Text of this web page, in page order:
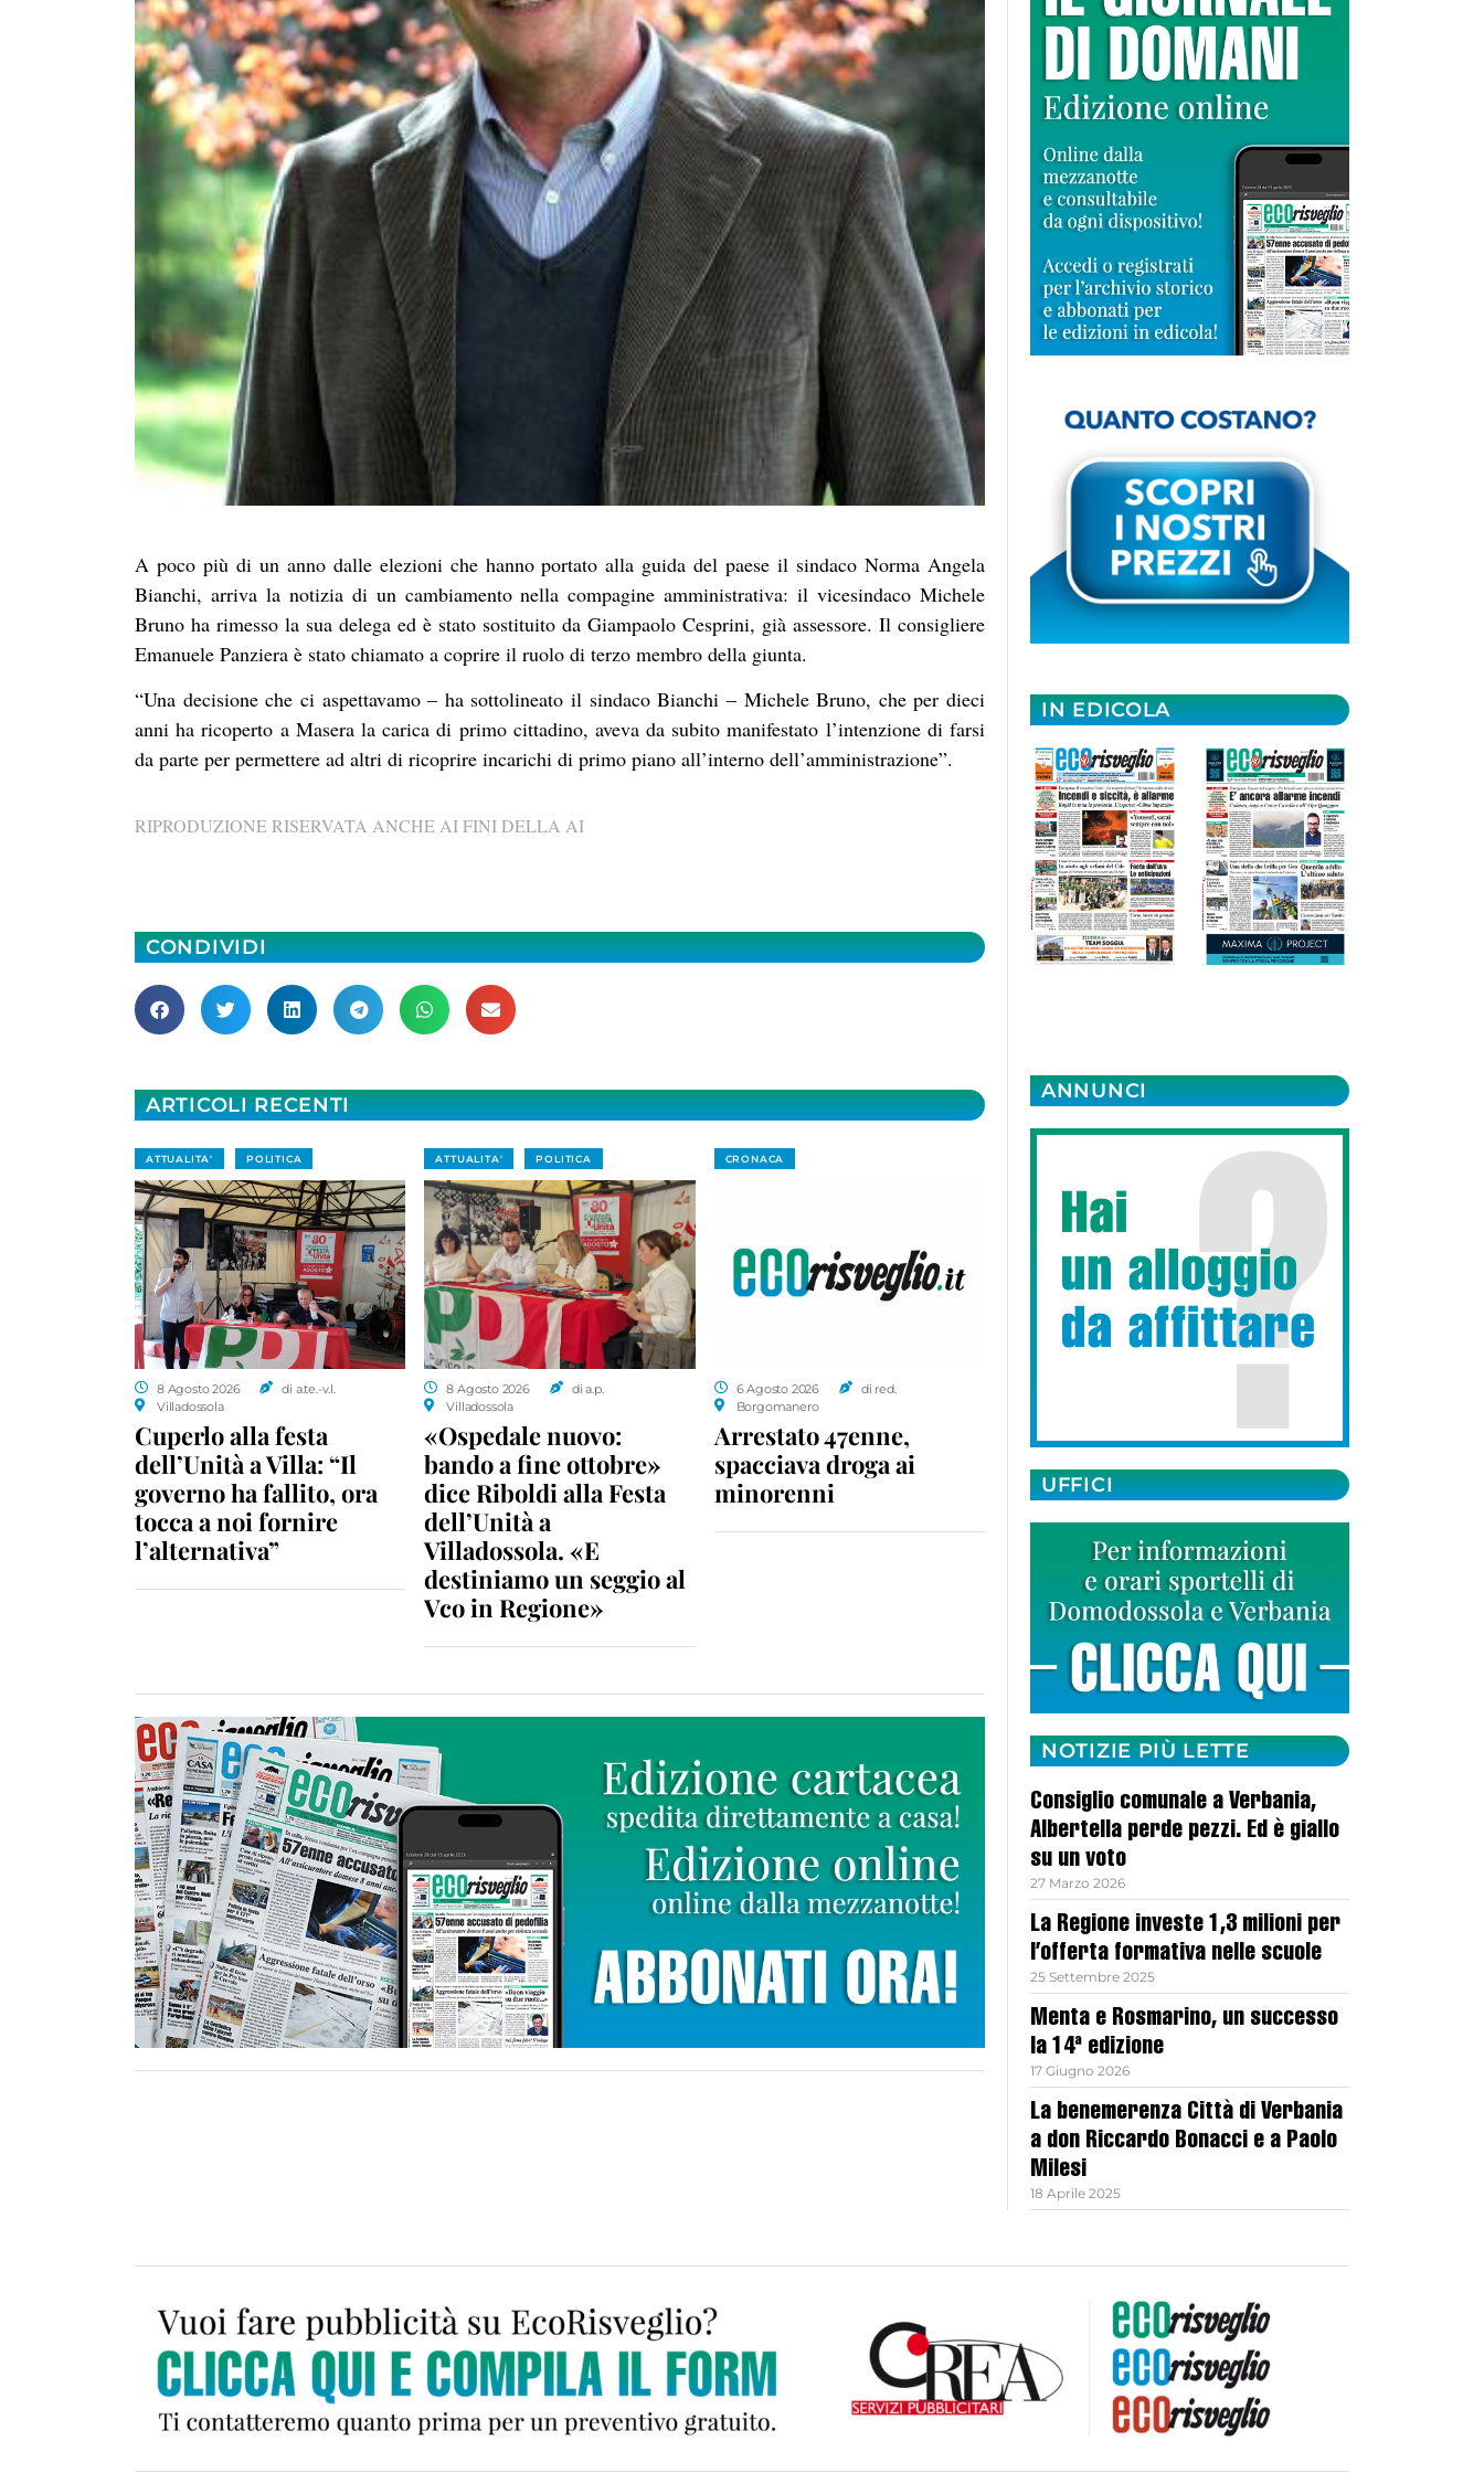
A poco più di un anno dalle elezioni che hanno portato alla guida del paese il sindaco Norma Angela
Bianchi, arriva la notizia di un cambiamento nella compagine amministrativa: il vicesindaco Michele
Bruno ha rimesso la sua delega ed è stato sostituito da Giampaolo Cesprini, già assessore. Il consigliere
Emanuele Panziera è stato chiamato a coprire il ruolo di terzo membro della giunta.
“Una decisione che ci aspettavamo – ha sottolineato il sindaco Bianchi – Michele Bruno, che per dieci
anni ha ricoperto a Masera la carica di primo cittadino, aveva da subito manifestato l’intenzione di farsi
da parte per permettere ad altri di ricoprire incarichi di primo piano all’interno dell’amministrazione”.
RIPRODUZIONE RISERVATA ANCHE AI FINI DELLA AI
CONDIVIDI
ARTICOLI RECENTI
ATTUALITA' POLITICA
8 Agosto 2026
di a.te.-v.l.
Villadossola
Cuperlo alla festa
dell’Unità a Villa: “Il
governo ha fallito, ora
tocca a noi fornire
l’alternativa”
ATTUALITA' POLITICA
8 Agosto 2026
di a.p.
Villadossola
«Ospedale nuovo:
bando a fine ottobre»
dice Riboldi alla Festa
dell’Unità a
Villadossola. «E
destiniamo un seggio al
Vco in Regione»
CRONACA
6 Agosto 2026
di red.
Borgomanero
Arrestato 47enne,
spacciava droga ai
minorenni
IN EDICOLA
ANNUNCI
UFFICI
NOTIZIE PIÙ LETTE
Consiglio comunale a Verbania,
Albertella perde pezzi. Ed è giallo
su un voto
27 Marzo 2026
La Regione investe 1,3 milioni per
l’offerta formativa nelle scuole
25 Settembre 2025
Menta e Rosmarino, un successo
la 14ª edizione
17 Giugno 2026
La benemerenza Città di Verbania
a don Riccardo Bonacci e a Paolo
Milesi
18 Aprile 2025